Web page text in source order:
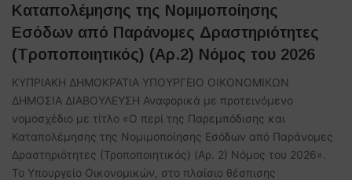
Καταπολέμησης της Νομιμοποίησης
Εσόδων από Παράνομες Δραστηριότητες
(Τροποποιητικός) (Αρ.2) Νόμος του 2026
ΚΥΠΡΙΑΚΗ ΔΗΜΟΚΡΑΤΙΑ ΥΠΟΥΡΓΕΙΟ ΟΙΚΟΝΟΜΙΚΩΝ
ΔΗΜΟΣΙΑ ΔΙΑΒΟΥΛΕΥΣΗ Αναφορικά με προτεινόμενο
νομοσχέδιο με τίτλο «Ο περί της Παρεμπόδισης και
Καταπολέμησης της Νομιμοποίησης Εσόδων από Παράνομες
Δραστηριότητες (Τροποποιητικός) (Αρ. 2) Νόμος του 2026».
Το Υπουργείο Οικονομικών, στο πλαίσιο θέσπισης